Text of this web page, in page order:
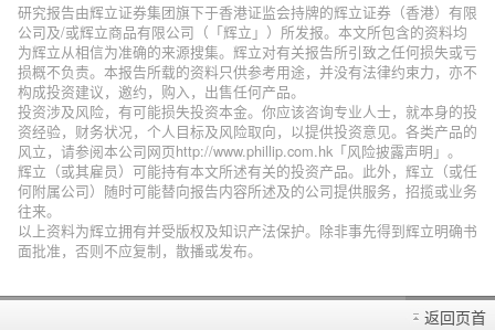
研究报告由辉立证券集团旗下于香港证监会持牌的辉立证券（香港）有限
公司及/或辉立商品有限公司（「辉立」）所发报。本文所包含的资料均
为辉立从相信为准确的来源搜集。辉立对有关报告所引致之任何损失或亏
损概不负责。本报告所载的资料只供参考用途，并没有法律约束力，亦不
构成投资建议，邀约，购入，出售任何产品。
投资涉及风险，有可能损失投资本金。你应该咨询专业人士，就本身的投
资经验，财务状况，个人目标及风险取向，以提供投资意见。各类产品的
风立，请参阅本公司网页http://www.phillip.com.hk「风险披露声明」。
辉立（或其雇员）可能持有本文所述有关的投资产品。此外，辉立（或任
何附属公司）随时可能替向报告内容所述及的公司提供服务，招揽或业务
往来。
以上资料为辉立拥有并受版权及知识产法保护。除非事先得到辉立明确书
面批准，否则不应复制，散播或发布。
返回页首